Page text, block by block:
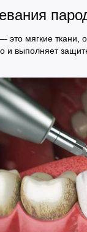
это мягкие ткани,
и выполняет